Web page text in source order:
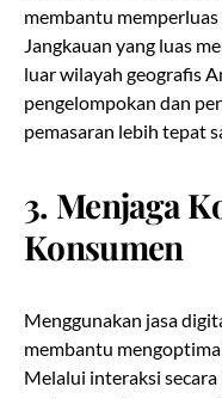
membantu
Jangkauan yang luas
luar wilayah geografis
pengelompokan dan
pemasaran lebih tepat
3. Menjaga
Konsumen
Menggunakan jasa
membantu
Melalui interaksi